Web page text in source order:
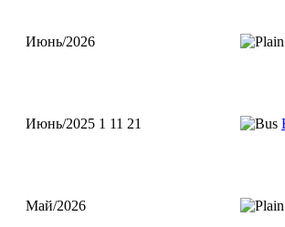
Июнь/2026
Июнь/2025 1 11 21
Май/2026